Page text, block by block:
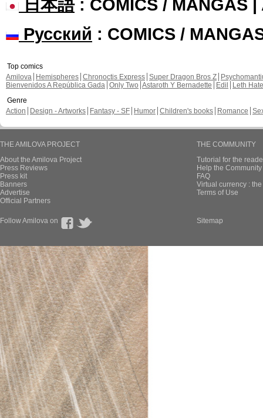
日本語: COMICS / MANGAS |
Русский : COMICS /
Top comics
Amilova
Hemispheres Chronoctis Express Super Dragon Bros Z
Bienvenidos A República Gada Only Two Astaroth Y Bernadette Edil
Leth Hate
Genre
Action
Design - Artworks Fantasy - SF Humor Children's books Romance
THE AMILOVA PROJECT
About the Amilova Project
Press Reviews
Press kit
Banners
Advertise
Official Partners
THE COMMUNITY
Tutorial for the
Help the
FAQ
Virtual currency :
Terms of Use
Follow Amilova on Sitemap